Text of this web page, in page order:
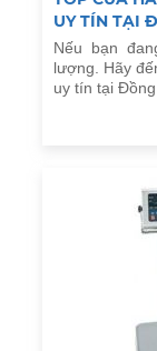
UY TÍN TẠI
Nếu bạn
lượng. Hãy
uy tín tại